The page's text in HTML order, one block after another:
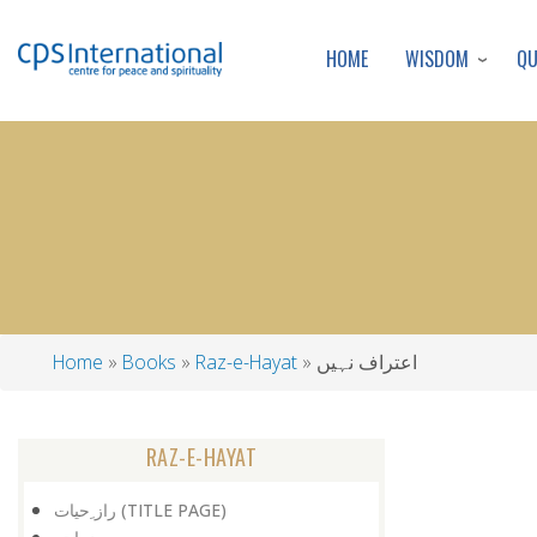
HOME WISDOM
Home Books Raz-e-Hayat اعتراف نہیں
RAZ-E-HAYAT
راز ِحیات (TITLE PAGE)